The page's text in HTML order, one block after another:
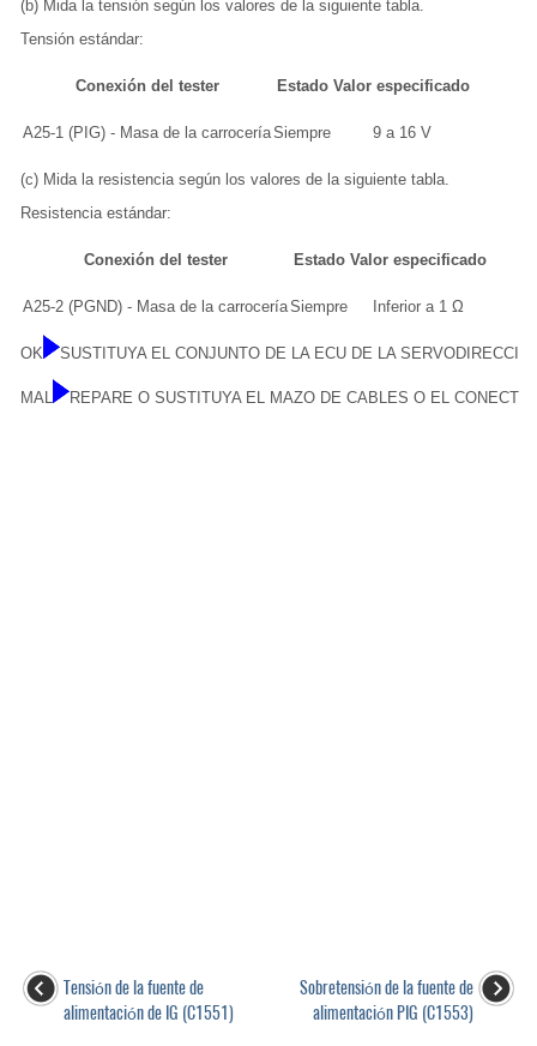
(b) Mida la tensión según los valores de la siguiente tabla.
Tensión estándar:
Conexión del tester Estado Valor especificado
A25-1 (PIG) - Masa de la carroceríaSiempre 9 a 16 V
(c) Mida la resistencia según los valores de la siguiente tabla.
Resistencia estándar:
Conexión del tester Estado Valor especificado
A25-2 (PGND) - Masa de la carroceríaSiempre Inferior a 1 Ω
OK SUSTITUYA EL CONJUNTO DE LA ECU DE LA
MAL REPARE O SUSTITUYA EL MAZO DE CABLES O EL
Tensión de la fuente de
alimentación de IG (C1551)
Sobretensión de la fuente de
alimentación PIG (C1553)